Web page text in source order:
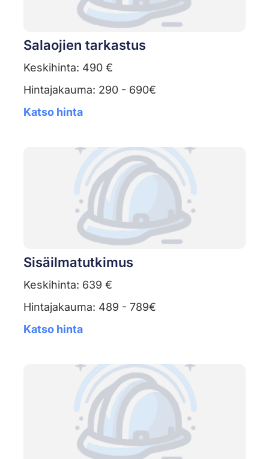
Salaojien tarkastus
Keskihinta: 490 €
Hintajakauma: 290 - 690€
Katso hinta
Sisäilmatutkimus
Keskihinta: 639 €
Hintajakauma: 489 - 789€
Katso hinta